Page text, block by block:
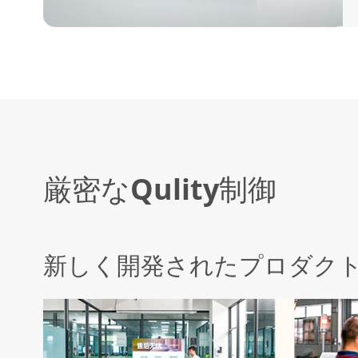
厳密なQulity制御
新しく開発されたプロダク